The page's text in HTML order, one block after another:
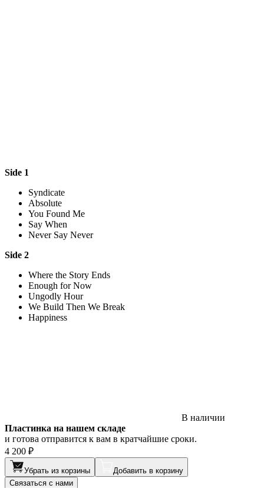
Side 1
Syndicate
Absolute
You Found Me
Say When
Never Say Never
Side 2
Where the Story Ends
Enough for Now
Ungodly Hour
We Build Then We Break
Happiness
В наличии
Пластинка на нашем складе
и готова отправится к вам в кратчайшие сроки.
4 200 ₽
Убрать из корзины
Добавить в корзину
Связаться с нами